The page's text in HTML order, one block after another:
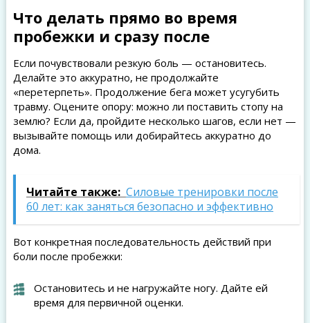
Что делать прямо во время
пробежки и сразу после
Если почувствовали резкую боль — остановитесь.
Делайте это аккуратно, не продолжайте
«перетерпеть». Продолжение бега может усугубить
травму. Оцените опору: можно ли поставить стопу на
землю? Если да, пройдите несколько шагов, если нет —
вызывайте помощь или добирайтесь аккуратно до
дома.
Читайте также: Силовые тренировки после
60 лет: как заняться безопасно и эффективно
Вот конкретная последовательность действий при
боли после пробежки:
Остановитесь и не нагружайте ногу. Дайте ей
время для первичной оценки.